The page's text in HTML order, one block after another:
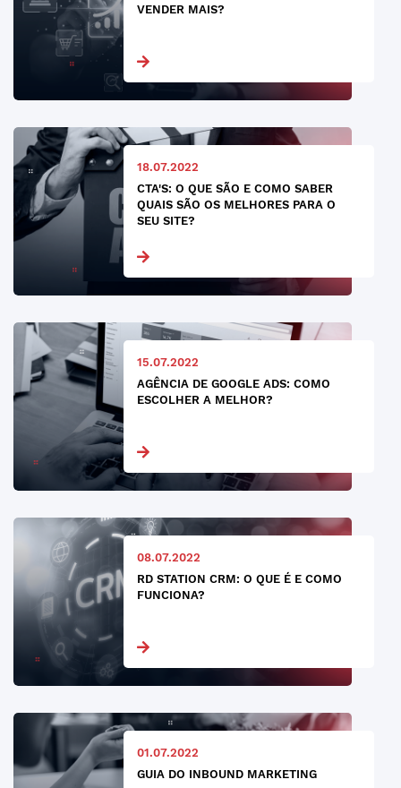
VENDER MAIS?
18.07.2022
CTA'S: O QUE SÃO E COMO SABER
QUAIS SÃO OS MELHORES PARA O
SEU SITE?
15.07.2022
AGÊNCIA DE GOOGLE ADS: COMO
ESCOLHER A MELHOR?
08.07.2022
RD STATION CRM: O QUE É E COMO
FUNCIONA?
01.07.2022
GUIA DO INBOUND MARKETING